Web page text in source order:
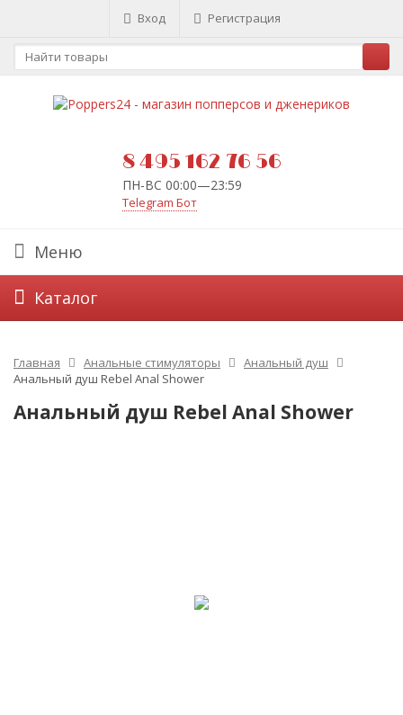
Вход Регистрация
8 495 162 76 56
ПН-ВС 00:00—23:59
Telegram Бот
Меню
Каталог
Главная Анальные стимуляторы
Анальный душ
Анальный душ Rebel Anal Shower
Анальный душ Rebel Anal Shower